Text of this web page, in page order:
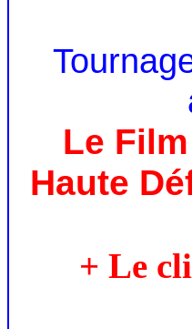
Le
Haute
+ Le